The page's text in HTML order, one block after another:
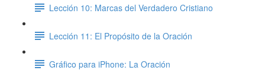
Lección 10: Marcas del Verdadero Cristiano
Lección 11: El Propósito de la Oración
Gráfico para iPhone: La Oración